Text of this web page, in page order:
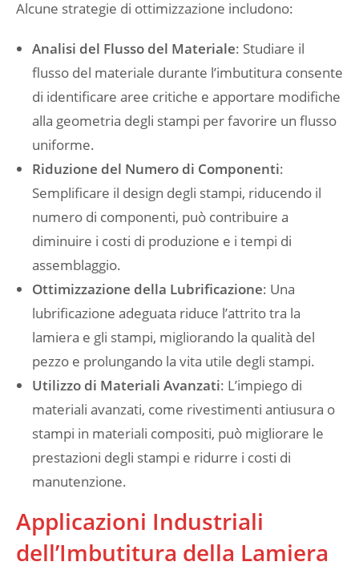
Alcune strategie di ottimizzazione includono:
Analisi del Flusso del Materiale: Studiare il
flusso del materiale durante l’imbutitura consente
di identificare aree critiche e apportare modifiche
alla geometria degli stampi per favorire un flusso
uniforme.
Riduzione del Numero di Componenti:
Semplificare il design degli stampi, riducendo il
numero di componenti, può contribuire a
diminuire i costi di produzione e i tempi di
assemblaggio.
Ottimizzazione della Lubrificazione: Una
lubrificazione adeguata riduce l’attrito tra la
lamiera e gli stampi, migliorando la qualità del
pezzo e prolungando la vita utile degli stampi.
Utilizzo di Materiali Avanzati: L’impiego di
materiali avanzati, come rivestimenti antiusura o
stampi in materiali compositi, può migliorare le
prestazioni degli stampi e ridurre i costi di
manutenzione.
Applicazioni Industriali
dell’Imbutitura della Lamiera